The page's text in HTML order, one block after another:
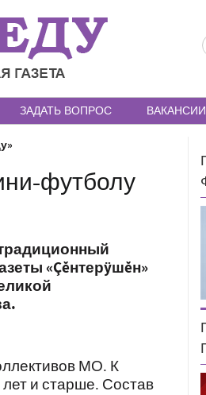
ЗАДАТЬ ВОПРОС ВАКАНСИИ
футболу
«Çĕнтерÿшĕн»
МО. К
и старше. Состав